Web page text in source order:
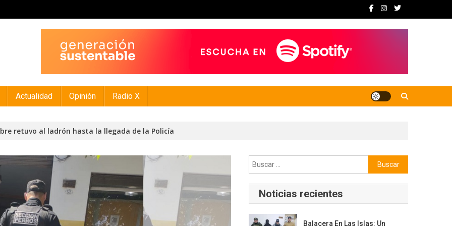
Actualidad Opinión Radio X
retuvo al ladrón hasta la llegada de la Policía
Buscar:
Noticias recientes
Balacera En Las Islas: Un